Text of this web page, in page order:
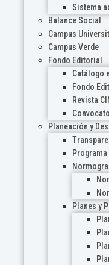
Sistema
Balance Social
Campus
Campus Verde
Fondo Editorial
Catálogo
Fondo
Revista
Planeación y
Planes y